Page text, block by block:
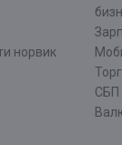
норвик
СБП